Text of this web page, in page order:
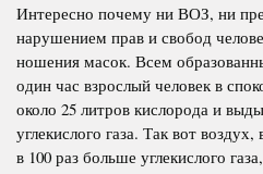
Интересно почему ни ВОЗ, ни
нарушением прав и свобод
ношения масок. Всем
один час взрослый человек в
около 25 литров кислорода и
углекислого газа. Так вот
в 100 раз больше углекислого